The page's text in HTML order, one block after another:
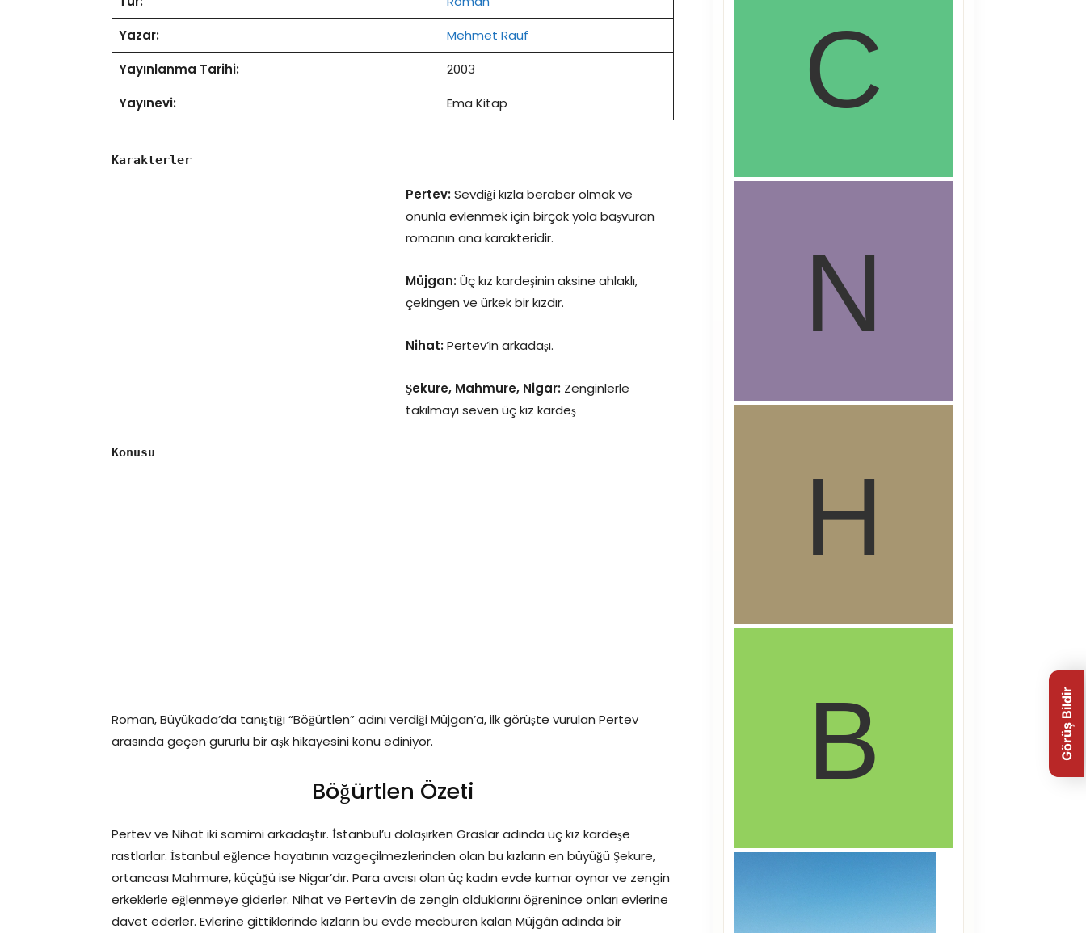
Yazar:
Mehmet Rauf
Yayınlanma Tarihi:
2003
Yayınevi:
Ema Kitap
Karakterler
Pertev:Sevdiği kızla beraber olmak ve
onunla evlenmek için birçok yola başvuran
romanın ana karakteridir.
Müjgan:Üç kız kardeşinin aksine ahlaklı,
çekingen ve ürkek bir kızdır.
Nihat:Pertev’in arkadaşı.
Şekure, Mahmure, Nigar: Zenginlerle
takılmayı seven üç kız kardeş
Konusu
Roman, Büyükada’da tanıştığı “Böğürtlen” adını verdiği Müjgan’a, ilk görüşte vurulan Pertev
arasında geçen gururlu bir aşk hikayesini konu ediniyor.
Böğürtlen Özeti
Pertev ve Nihat iki samimi arkadaştır. İstanbul’u dolaşırken Graslar adında üç kız kardeşe
rastlarlar. İstanbul eğlence hayatının vazgeçilmezlerinden olan bu kızların en büyüğü Şekure,
ortancası Mahmure, küçüğü ise Nigar’dır. Para avcısı olan üç kadın evde kumar oynar ve zengin
erkeklerle eğlenmeye giderler. Nihat ve Pertev’in de zengin olduklarını öğrenince onları evlerine
davet ederler. Evlerine gittiklerinde kızların bu evde mecburen kalan Müjgân adında bir
Görüş Bildir